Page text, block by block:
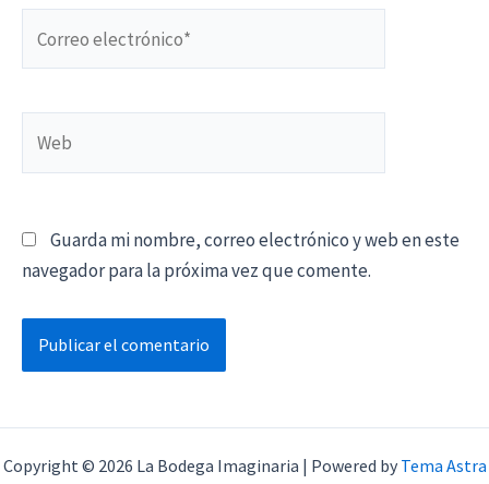
electrónico*
Guarda mi nombre, correo electrónico y web en este
navegador para la próxima vez que comente.
Copyright © 2026 La Bodega Imaginaria | Powered by Tema Astra